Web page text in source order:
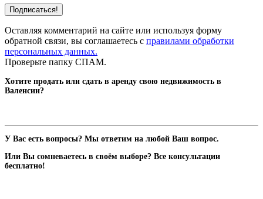
Оставляя комментарий на сайте или используя форму
обратной связи, вы соглашаетесь с правилами обработки
персональных данных.
Проверьте папку СПАМ.
Хотите продать или сдать в аренду свою недвижимость в
Валенсии?
У Вас есть вопросы? Мы ответим на любой Ваш вопрос.
Или Вы сомневаетесь в своём выборе? Все консультации
бесплатно!